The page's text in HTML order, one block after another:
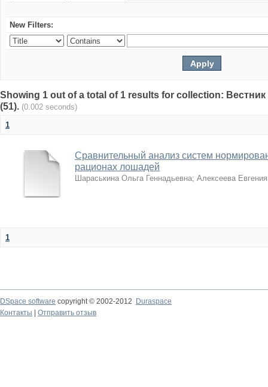
New Filters:
Showing 1 out of a total of 1 results for collection:
(51). (0.002 seconds)
1
Сравнительный анализ систем
рационах лошадей
Шараськина Ольга Геннадьевна; Алексеева
1
DSpace software copyright © 2002-2012
Duraspace
Контакты
Отправить отзыв